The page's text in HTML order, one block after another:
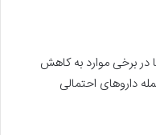
در برخی موارد به کاهش
داروهای احتمالی